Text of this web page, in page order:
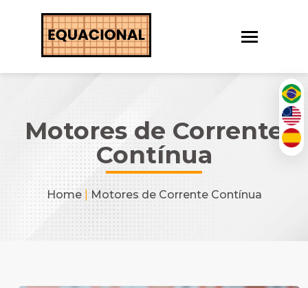
Motores de Corrente
Contínua
Home| Motores de Corrente Contínua